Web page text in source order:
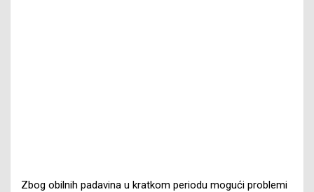
Zbog obilnih padavina u kratkom periodu mogući problemi